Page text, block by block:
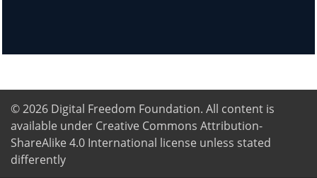
© 2026 Digital Freedom Foundation. All content is
available under Creative Commons Attribution-
ShareAlike 4.0 International license unless stated
differently